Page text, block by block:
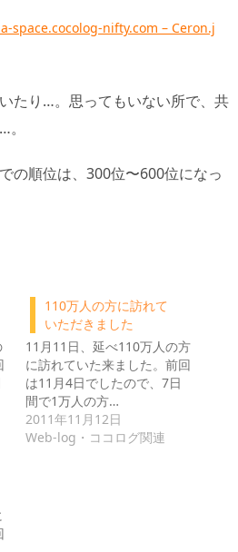
space.cocolog-nifty.com – Ceron.j
たり…。思ってもいない所で、共
の順位は、300位〜600位になっ
110万人の方に訪れて
いただきました
11月11日、延べ110万人の方
に訪れていた来ました。前回
は11月4日でしたので、7日
間で1万人の方…
2011年11月12日
Web-log・ココログ関連